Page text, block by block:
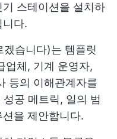
스테이션을 설치하
니다.
습니다)는 템플릿
업체, 기계 운영자,
등의 이해관계자를
공 메트릭, 일의 범
을 제안합니다.